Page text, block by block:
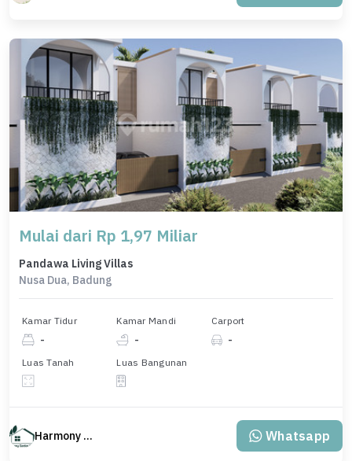
Mulai dari Rp 1,97 Miliar
Pandawa Living Villas
Nusa Dua, Badung
Kamar Tidur
-
Kamar Mandi
-
Carport
-
Luas Tanah Luas Bangunan
Harmony Property Whatsapp